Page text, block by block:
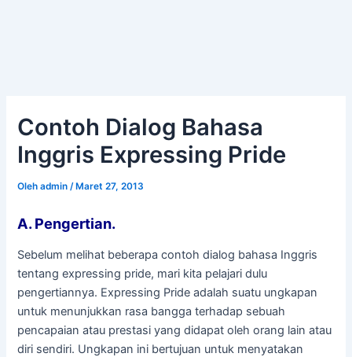
Contoh Dialog Bahasa
Inggris Expressing Pride
Olehadmin /Maret 27, 2013
A. Pengertian.
Sebelum melihat beberapa contoh dialog bahasa Inggris
tentang expressing pride, mari kita pelajari dulu
pengertiannya. Expressing Pride adalah suatu ungkapan
untuk menunjukkan rasa bangga terhadap sebuah
pencapaian atau prestasi yang didapat oleh orang lain atau
diri sendiri. Ungkapan ini bertujuan untuk menyatakan